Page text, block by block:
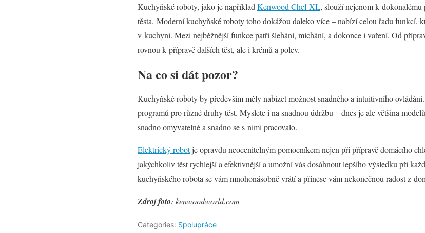
Kuchyňské roboty, jako je například Kenwood Chef XL, slouží nejenom k
těsta. Moderní kuchyňské roboty toho dokážou daleko více – nabízí celou řadu funkcí,
v kuchyni. Mezi nejběžnější funkce patří šlehání, míchání, a dokonce i vaření. Od
rovnou k přípravě dalších těst, ale i krémů a polev.
Na co si dát pozor?
Kuchyňské roboty by především měly nabízet možnost snadného a intuitivního
programů pro různé druhy těst. Myslete i na snadnou údržbu – dnes je ale většina
snadno omyvatelné a snadno se s nimi pracovalo.
Elektrický robotje opravdu neocenitelným pomocníkem nejen při přípravě domácího
jakýchkoliv těst rychlejší a efektivnější a umožní vás dosáhnout lepšího výsledku při
kuchyňského robota se vám mnohonásobně vrátí a přinese vám nekonečnou radost z
Zdroj foto: kenwoodworld.com
Categories: Spolupráce